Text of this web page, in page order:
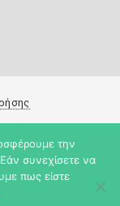
A.E.
την
συνεχίσετε να
πως είστε